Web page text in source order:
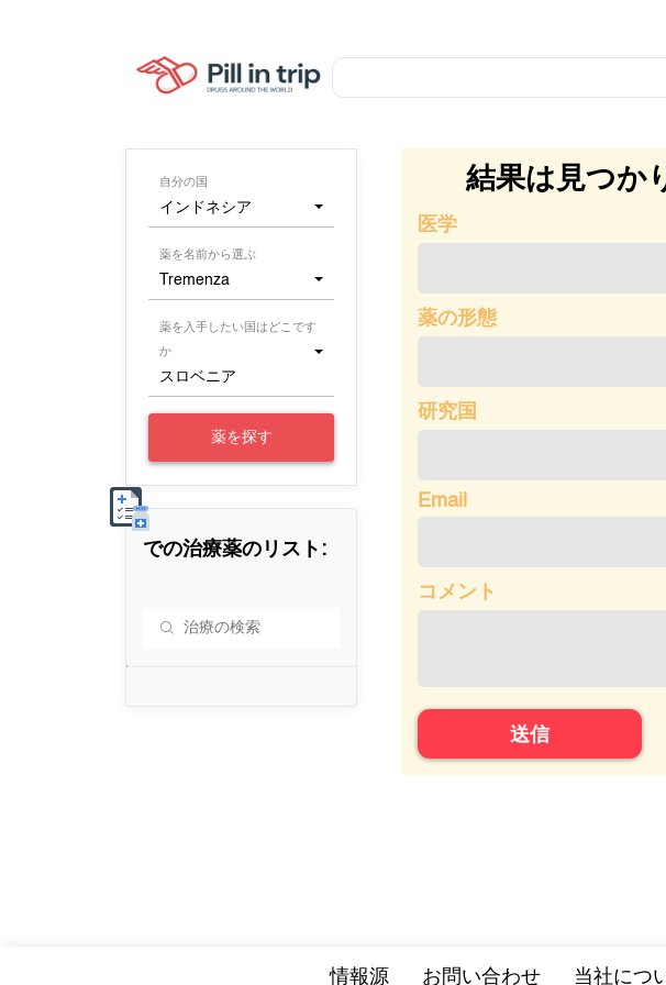
自分の国
インドネシア
薬を名前から選ぶ
Tremenza
薬を入手したい国はどこです
か
スロベニア
薬を探す
での治療薬のリスト:
結果は見つか
医学
薬の形態
研究国
Email
コメント
送信
情報源 お問い合わせ 当社につ